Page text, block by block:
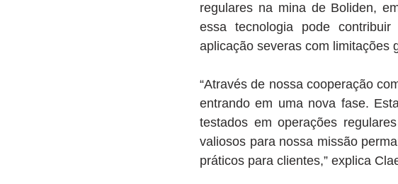
regulares na mina de Boliden,
essa tecnologia pode
aplicação severas com limitações
“Através de nossa cooperação
entrando em uma nova fase.
testados em operações
valiosos para nossa missão
práticos para clientes,” explica